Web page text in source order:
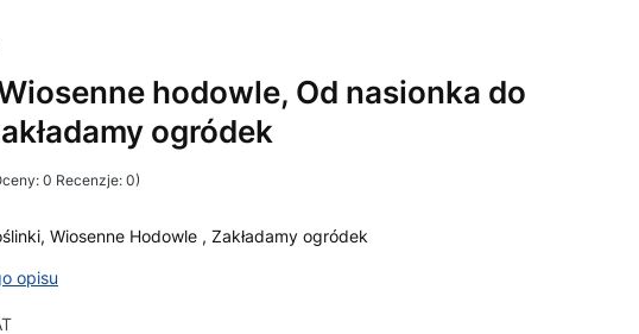
hodowle, Od nasionka do
ogródek
0 Recenzje: 0)
Wiosenne Hodowle , Zakładamy ogródek
opisu